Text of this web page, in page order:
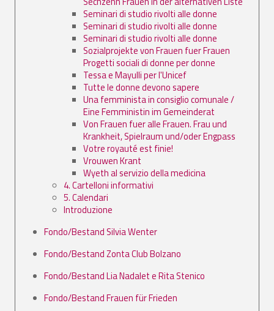
Seminari di studio rivolti alle donne
Seminari di studio rivolti alle donne
Seminari di studio rivolti alle donne
Sozialprojekte von Frauen fuer Frauen
Progetti sociali di donne per donne
Tessa e Mayulli per l'Unicef
Tutte le donne devono sapere
Una femminista in consiglio comunale /
Eine Femministin im Gemeinderat
Von Frauen fuer alle Frauen. Frau und
Krankheit, Spielraum und/oder Engpass
Votre royauté est finie!
Vrouwen Krant
Wyeth al servizio della medicina
4. Cartelloni informativi
5. Calendari
Introduzione
Fondo/Bestand Silvia Wenter
Fondo/Bestand Zonta Club Bolzano
Fondo/Bestand Lia Nadalet e Rita Stenico
Fondo/Bestand Frauen für Frieden